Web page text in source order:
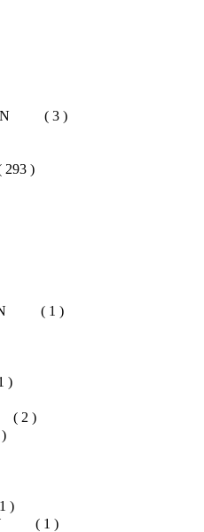
( 3 )
293 )
( 1 )
)
( 2 )
)
( 1 )